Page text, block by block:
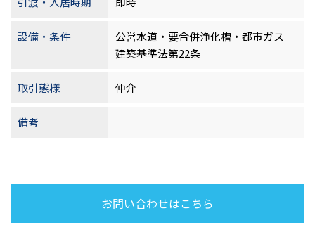
設備・条件
公営水道・要合併浄化槽・都市ガス
建築基準法第22条
取引態様 仲介
備考
お問い合わせはこちら